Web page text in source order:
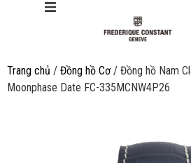
Giới thiệu
Trang chủ / Đồng hồ Cơ / Đồng hồ Nam
Moonphase Date FC-335MCNW4P26